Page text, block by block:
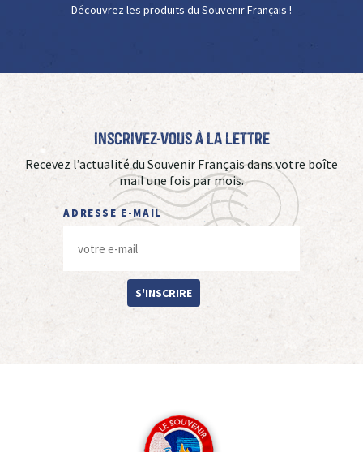
Découvrez les produits du Souvenir Français !
Inscrivez-vous à La Lettre
Recevez l’actualité du Souvenir Français dans votre boîte
mail une fois par mois.
ADRESSE E-MAIL
S'INSCRIRE